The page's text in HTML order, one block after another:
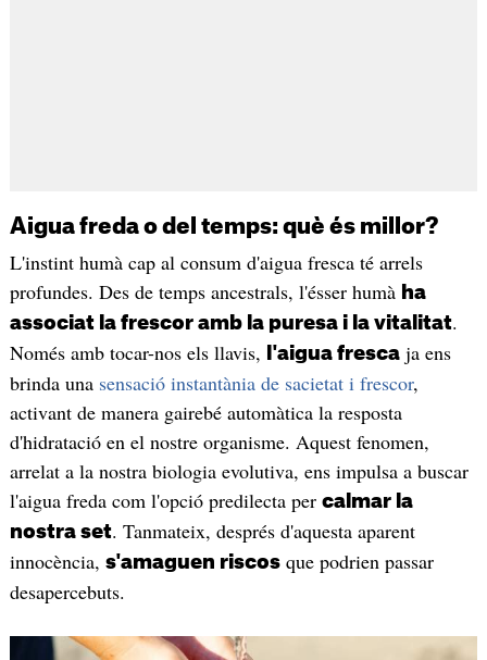
Aigua freda o del temps: què és millor?
L'instint humà cap al consum d'aigua fresca té arrels
profundes. Des de temps ancestrals, l'ésser humà ha
associat la frescor amb la puresa i la vitalitat.
Només amb tocar-nos els llavis,
l'aigua frescaja ens
brinda una sensació instantània de sacietat i frescor,
activant de manera gairebé automàtica la resposta
d'hidratació en el nostre organisme. Aquest fenomen,
arrelat a la nostra biologia evolutiva, ens impulsa a buscar
l'aigua freda com l'opció predilecta per calmar la
nostra set. Tanmateix, després d'aquesta aparent
innocència, s'amaguen riscosque podrien passar
desapercebuts.